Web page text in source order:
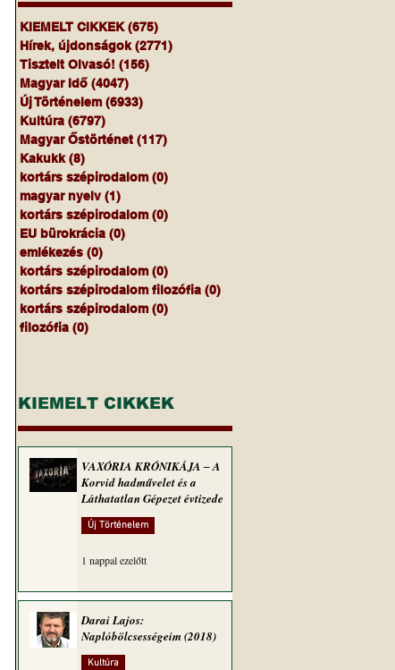
KIEMELT CIKKEK (675)
Hírek, újdonságok (2771)
Tisztelt Olvasó! (156)
Magyar Idő (4047)
Új Történelem (6933)
Kultúra (6797)
Magyar Őstörténet (117)
Kakukk (8)
kortárs szépirodalom (0)
magyar nyelv (1)
kortárs szépirodalom (0)
EU bürokrácia (0)
emlékezés (0)
kortárs szépirodalom (0)
kortárs szépirodalom filozófia (0)
kortárs szépirodalom (0)
filozófia (0)
KIEMELT CIKKEK
VAXÓRIA KRÓNIKÁJA ‒ A
Korvid hadművelet és a
Láthatatlan Gépezet évtizede
Új Történelem
1 nappal ezelőtt
Darai Lajos:
Naplóbölcsességeim (2018)
Kultúra